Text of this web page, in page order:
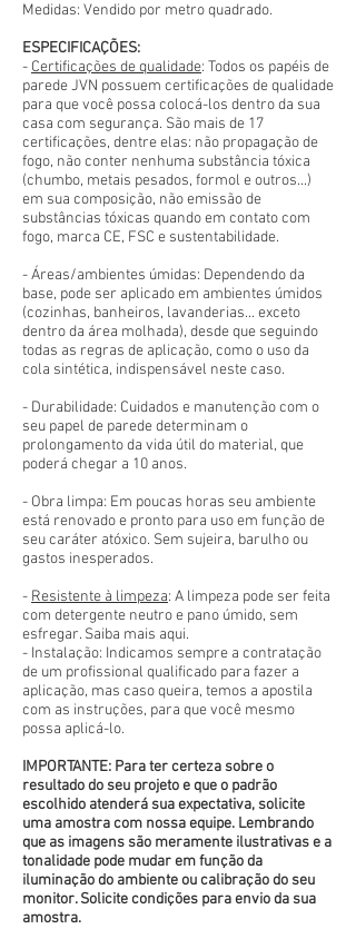
Medidas: Vendido por metro quadrado.
ESPECIFICAÇÕES:
- Certificações de qualidade: Todos os papéis de
parede JVN possuem certificações de qualidade
para que você possa colocá-los dentro da sua
casa com segurança. São mais de 17
certificações, dentre elas: não propagação de
fogo, não conter nenhuma substância tóxica
(chumbo, metais pesados, formol e outros...)
em sua composição, não emissão de
substâncias tóxicas quando em contato com
fogo, marca CE, FSC e sustentabilidade.
- Áreas/ambientes úmidas: Dependendo da
base, pode ser aplicado em ambientes úmidos
(cozinhas, banheiros, lavanderias... exceto
dentro da área molhada), desde que seguindo
todas as regras de aplicação, como o uso da
cola sintética, indispensável neste caso.
- Durabilidade: Cuidados e manutenção com o
seu papel de parede determinam o
prolongamento da vida útil do material, que
poderá chegar a 10 anos.
- Obra limpa: Em poucas horas seu ambiente
está renovado e pronto para uso em função de
seu caráter atóxico. Sem sujeira, barulho ou
gastos inesperados.
- Resistente à limpeza: A limpeza pode ser feita
com detergente neutro e pano úmido, sem
esfregar. Saiba mais aqui.
- Instalação: Indicamos sempre a contratação
de um profissional qualificado para fazer a
aplicação, mas caso queira, temos a apostila
com as instruções, para que você mesmo
possa aplicá-lo.
IMPORTANTE: Para ter certeza sobre o
resultado do seu projeto e que o padrão
escolhido atenderá sua expectativa, solicite
uma amostra com nossa equipe. Lembrando
que as imagens são meramente ilustrativas e a
tonalidade pode mudar em função da
iluminação do ambiente ou calibração do seu
monitor. Solicite condições para envio da sua
amostra.